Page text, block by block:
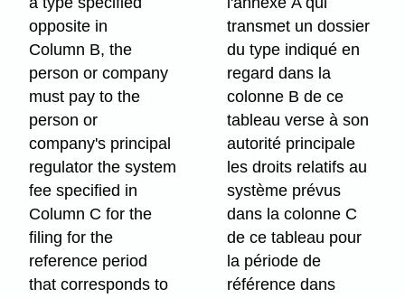
opposite in
Column B, the
person or company
must pay to the
person or
company's principal
regulator the system
fee specified in
Column C for the
filing for the
reference period
that corresponds to
transmet un dossier
du type indiqué en
regard dans la
colonne B de ce
tableau verse à son
autorité principale
les droits relatifs au
système prévus
dans la colonne C
de ce tableau pour
la période de
référence dans